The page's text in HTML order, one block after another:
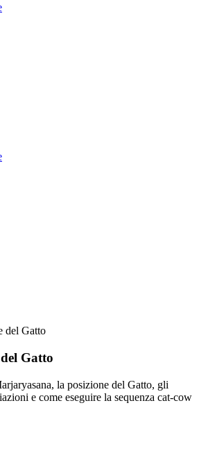
del Gatto
Gatto
la posizione del Gatto, gli
e come eseguire la sequenza cat-cow